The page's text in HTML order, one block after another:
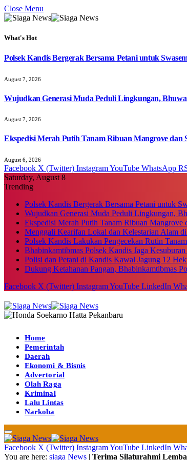
Close Menu
What's Hot
Polsek Kandis Bergerak Bersama Petani untuk
August 7, 2026
Wujudkan Generasi Muda Peduli Lingkungan,
August 7, 2026
Ekspedisi Merah Putih Tanam Ribuan Mangrove dan
August 6, 2026
Facebook X (Twitter) InstagramYouTube WhatsApp
Saturday, August 8
Trending
Polsek Kandis Bergerak Bersama Petani untuk
Wujudkan Generasi Muda Peduli Lingkungan,
Ekspedisi Merah Putih Tanam Ribuan
Menggali Kearifan Lokal dan Kelestarian Alam
Polsek Kandis Lakukan Pengecekan Rutin
Bhabinkamtibmas Polsek Kandis Jaga
Polisi dan Petani di Kandis Kawal Jagung 12
Dukung Ketahanan Pangan, Bhabinkamtibmas
Facebook X (Twitter) InstagramYouTube LinkedIn
Home
Pemerintah
Daerah
Ekonomi & Bisnis
Advertorial
Olah Raga
Kriminal
Lalu Lintas
Narkoba
Facebook X (Twitter) InstagramYouTube LinkedIn
You are here: siaga News | Terima Silaturahmi